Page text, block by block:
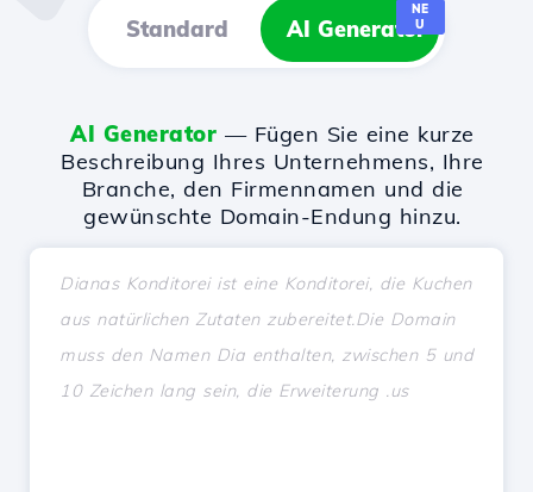
Standard AI Generator
NE
U
AI Generator — Fügen Sie eine kurze
Beschreibung Ihres Unternehmens, Ihre
Branche, den Firmennamen und die
gewünschte Domain-Endung hinzu.